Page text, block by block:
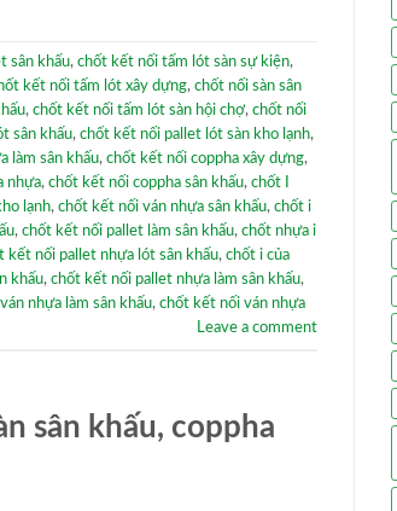
sân khấu, chốt kết nối tấm lót sàn sự kiện,
kết nối tấm lót xây dựng, chốt nối sàn sân
, chốt kết nối tấm lót sàn hội chợ, chốt nối
sân khấu, chốt kết nối pallet lót sàn kho lạnh,
làm sân khấu, chốt kết nối coppha xây dựng,
nhựa, chốt kết nối coppha sân khấu, chốt I
lạnh, chốt kết nối ván nhựa sân khấu, chốt i
, chốt kết nối pallet làm sân khấu, chốt nhựa i
kết nối pallet nhựa lót sân khấu, chốt i của
khấu, chốt kết nối pallet nhựa làm sân khấu,
nhựa làm sân khấu, chốt kết nối ván nhựa
Leave a comment
sân khấu, coppha